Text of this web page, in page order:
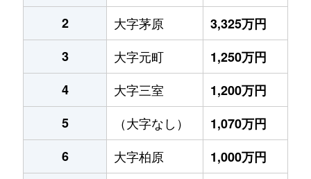
2
大字茅原
3,325万円
3
大字元町
1,250万円
4
大字三室
1,200万円
5
（大字なし）
1,070万円
6
大字柏原
1,000万円